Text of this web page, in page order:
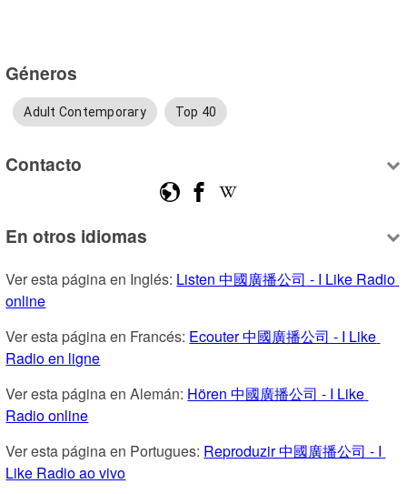
Géneros
Adult Contemporary Top 40
Contacto
En otros idiomas
Ver esta página en Inglés: Listen 中國廣播公司 - I Like Radio
online
Ver esta página en Francés: Ecouter 中國廣播公司 - I Like
Radio en ligne
Ver esta página en Alemán: Hören 中國廣播公司 - I Like
Radio online
Ver esta página en Portugues: Reproduzir 中國廣播公司 - I
Like Radio ao vivo